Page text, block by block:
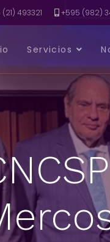
493321 +595 (982)
Servicios